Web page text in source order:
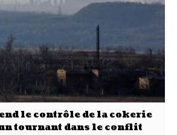
le contrôle de la cokerie
tournant dans le conflit